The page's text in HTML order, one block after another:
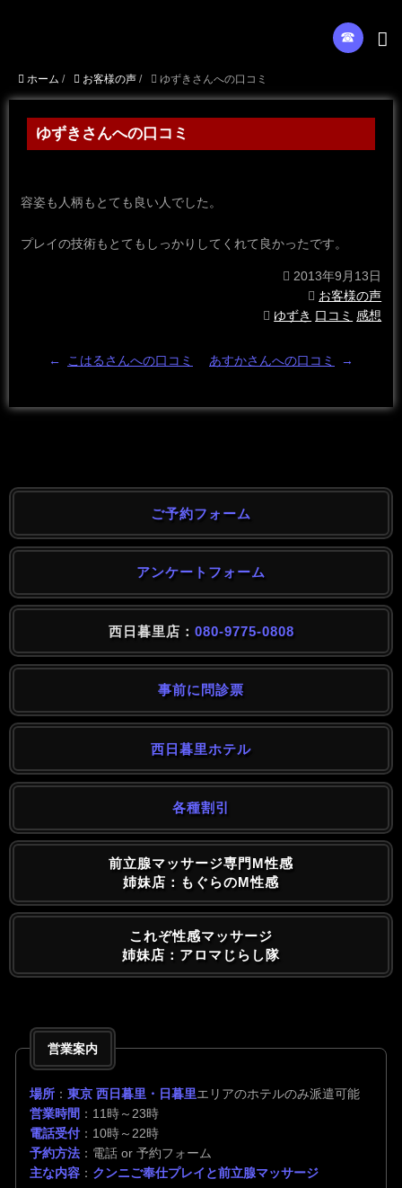
☎︎
ホーム / お客様の声 / ゆずきさんへの口コミ
ゆずきさんへの口コミ
容姿も人柄もとても良い人でした。
プレイの技術もとてもしっかりしてくれて良かったです。
2013年9月13日
お客様の声
ゆずき 口コミ 感想
← こはるさんへの口コミ あすかさんへの口コミ →
ご予約フォーム
アンケートフォーム
西日暮里店： 080-9775-0808
事前に問診票
西日暮里ホテル
各種割引
前立腺マッサージ専門M性感
姉妹店：もぐらのM性感
これぞ性感マッサージ
姉妹店：アロマじらし隊
営業案内
場所 ： 東京 西日暮里・日暮里エリアのホテルのみ派遣可能
営業時間 ：11時～23時
電話受付：10時～22時
予約方法 ：電話 or 予約フォーム
主な内容 ： クンニご奉仕プレイと前立腺マッサージ